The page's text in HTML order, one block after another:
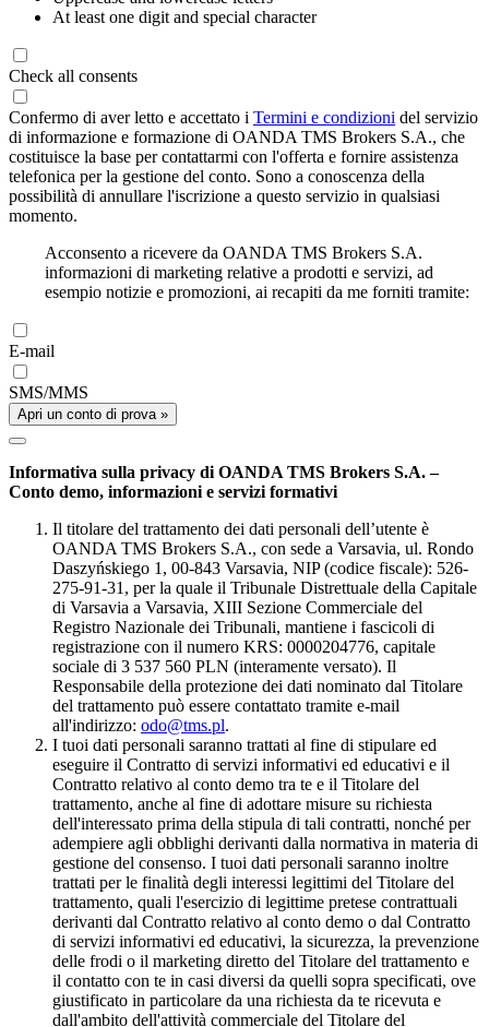
At least one digit and special character
Check all consents
Confermo di aver letto e accettato i Termini e condizioni del servizio
di informazione e formazione di OANDA TMS Brokers S.A., che
costituisce la base per contattarmi con l'offerta e fornire assistenza
telefonica per la gestione del conto. Sono a conoscenza della
possibilità di annullare l'iscrizione a questo servizio in qualsiasi
momento.
Acconsento a ricevere da OANDA TMS Brokers S.A.
informazioni di marketing relative a prodotti e servizi, ad
esempio notizie e promozioni, ai recapiti da me forniti tramite:
E-mail
SMS/MMS
Apri un conto di prova »
Informativa sulla privacy di OANDA TMS Brokers S.A. –
Conto demo, informazioni e servizi formativi
Il titolare del trattamento dei dati personali dell’utente è
OANDA TMS Brokers S.A., con sede a Varsavia, ul. Rondo
Daszyńskiego 1, 00-843 Varsavia, NIP (codice fiscale): 526-
275-91-31, per la quale il Tribunale Distrettuale della Capitale
di Varsavia a Varsavia, XIII Sezione Commerciale del
Registro Nazionale dei Tribunali, mantiene i fascicoli di
registrazione con il numero KRS: 0000204776, capitale
sociale di 3 537 560 PLN (interamente versato). Il
Responsabile della protezione dei dati nominato dal Titolare
del trattamento può essere contattato tramite e-mail
all'indirizzo: odo@tms.pl.
I tuoi dati personali saranno trattati al fine di stipulare ed
eseguire il Contratto di servizi informativi ed educativi e il
Contratto relativo al conto demo tra te e il Titolare del
trattamento, anche al fine di adottare misure su richiesta
dell'interessato prima della stipula di tali contratti, nonché per
adempiere agli obblighi derivanti dalla normativa in materia di
gestione del consenso. I tuoi dati personali saranno inoltre
trattati per le finalità degli interessi legittimi del Titolare del
trattamento, quali l'esercizio di legittime pretese contrattuali
derivanti dal Contratto relativo al conto demo o dal Contratto
di servizi informativi ed educativi, la sicurezza, la prevenzione
delle frodi o il marketing diretto del Titolare del trattamento e
il contatto con te in casi diversi da quelli sopra specificati, ove
giustificato in particolare da una richiesta da te ricevuta e
dall'ambito dell'attività commerciale del Titolare del